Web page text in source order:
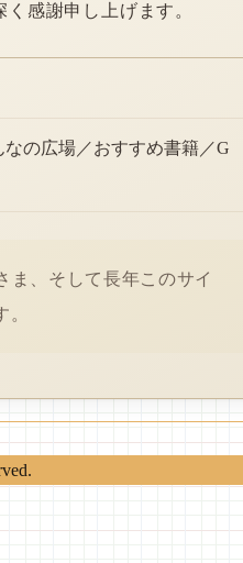
感謝申し上げます。
の広場／おすすめ書籍／G
ま、そして長年このサイ